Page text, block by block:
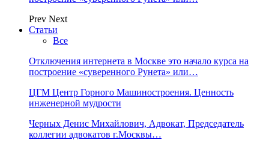
Prev Next
Статьи
Все
Отключения интернета в Москве это начало курса на
построение «суверенного Рунета» или…
ЦГМ Центр Горного Машиностроения. Ценность
инженерной мудрости
Черных Денис Михайлович, Адвокат, Председатель
коллегии адвокатов г.Москвы…